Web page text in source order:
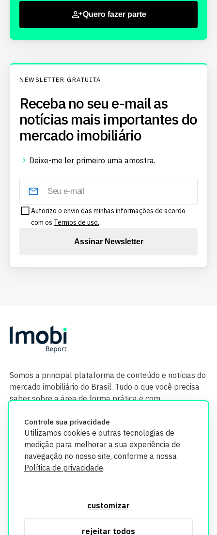
Controle sua privacidade
Utilizamos cookies e outras tecnologias de
medição para melhorar a sua experiência de
navegação no nosso site, conforme a nossa
Política de privacidade.
customizar
rejeitar todos
Quero fazer parte
NEWSLETTER GRATUITA
Receba no seu e-mail as
notícias mais importantes do
mercado imobiliário
Deixe-me ler primeiro uma amostra.
Autorizo o envio das minhas informações de acordo
com os Termos de uso.
Assinar Newsletter
Somos a principal plataforma de conteúdo e notícias do
mercado imobiliário do Brasil. Tudo o que você precisa
saber sobre a área de forma prática e com
segurança. Todos os dados coletados em nosso site são
utilizados exclusivamente para fins de aprimoramento de
informações, consulte nossa Política de Privacidade.